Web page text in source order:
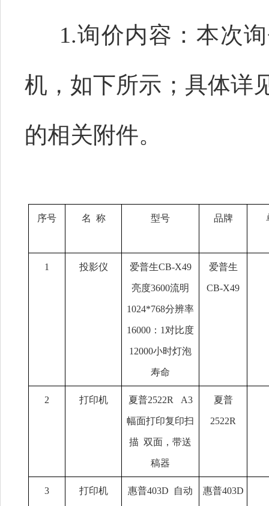
1.询价内容：本次询
机 ，如下所示；具体详
的相关附件。
序号 名 称 型号 品牌
1 投影仪 爱普生CB-X49
亮度3600流明
1024*768分辨率
16000：1对比度
12000小时灯泡
寿命
爱普生
CB-X49
2 打印机 夏普2522R A3
幅面打印复印扫
描 双面，带送
稿器
夏普
2522R
3 打印机 惠普403D 自动 惠普403D